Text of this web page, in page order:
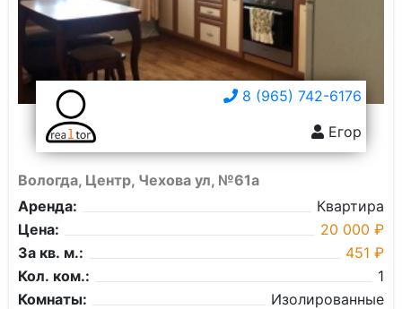
8 (965) 742-6176
Егор
Вологда, Центр, Чехова ул, №61а
Аренда:
Квартира
Цена:
20 000 ₽
За кв. м.:
451 ₽
Кол. ком.:
1
Комнаты:
Изолированные